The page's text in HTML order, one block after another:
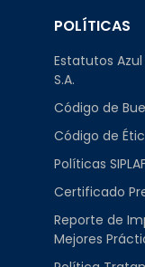
POLÍTICAS
Estatutos
S.A.
Código de
Código de
Políticas
Certificado
Reporte de
Mejores